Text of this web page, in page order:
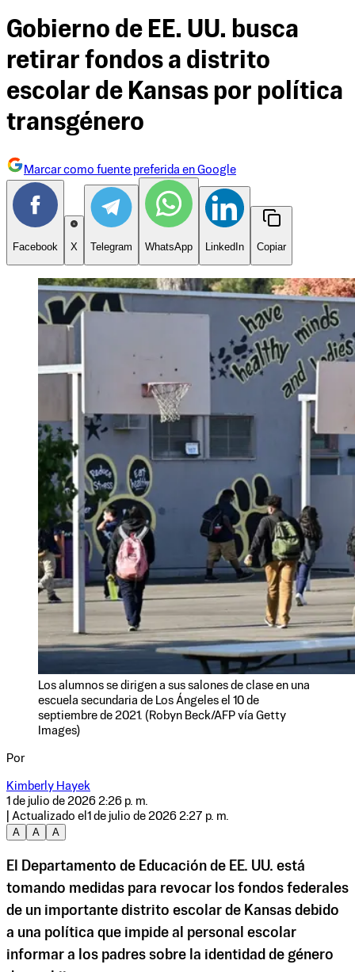
Gobierno de EE. UU. busca
retirar fondos a distrito
escolar de Kansas por política
transgénero
Marcar como fuente preferida en Google
Facebook X Telegram WhatsApp LinkedIn Copiar
Los alumnos se dirigen a sus salones de clase en una
escuela secundaria de Los Ángeles el 10 de
septiembre de 2021. (Robyn Beck/AFP vía Getty
Images)
Por
Kimberly Hayek
1 de julio de 2026 2:26 p. m.
| Actualizado el 1 de julio de 2026 2:27 p. m.
A
A A
El Departamento de Educación de EE. UU. está
tomando medidas para revocar los fondos federales
de un importante distrito escolar de Kansas debido
a una política que impide al personal escolar
informar a los padres sobre la identidad de género